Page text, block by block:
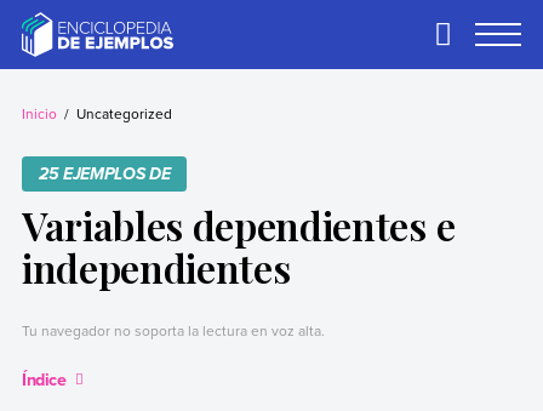
contentEjemplos
Necesitas ejemplos.
Primary
Inicio Uncategorized
25 EJEMPLOS DE
Variables dependientes e
independientes
Tu navegador no soporta la lectura en voz alta.
Índice